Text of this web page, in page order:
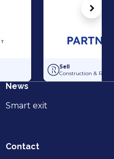
Hollandia Steigerverhuur by Gilde
Acquisition of
Sell
Construction & Real
News
Smart exit
Contact